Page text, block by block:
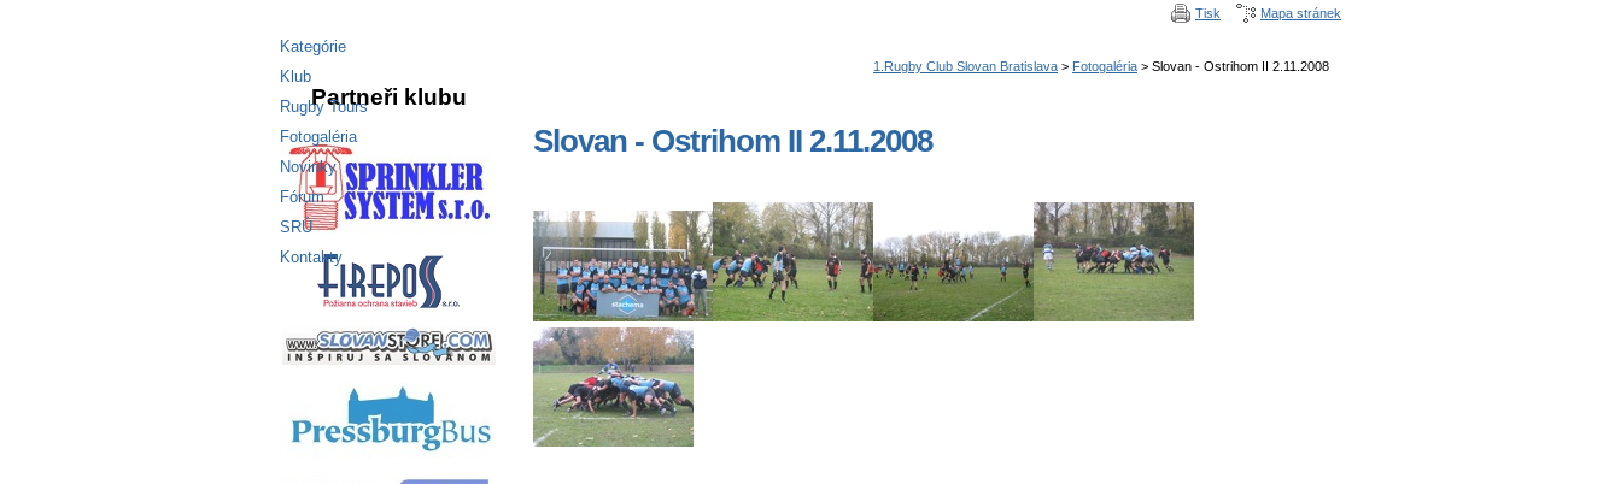
Tisk Mapa stránek
Slovan - Ostrihom II 2.11.2008
Kategórie
Klub
Rugby Tours
Fotogaléria
Novinky
Fórum
SRÚ
Kontakty
Partneři klubu